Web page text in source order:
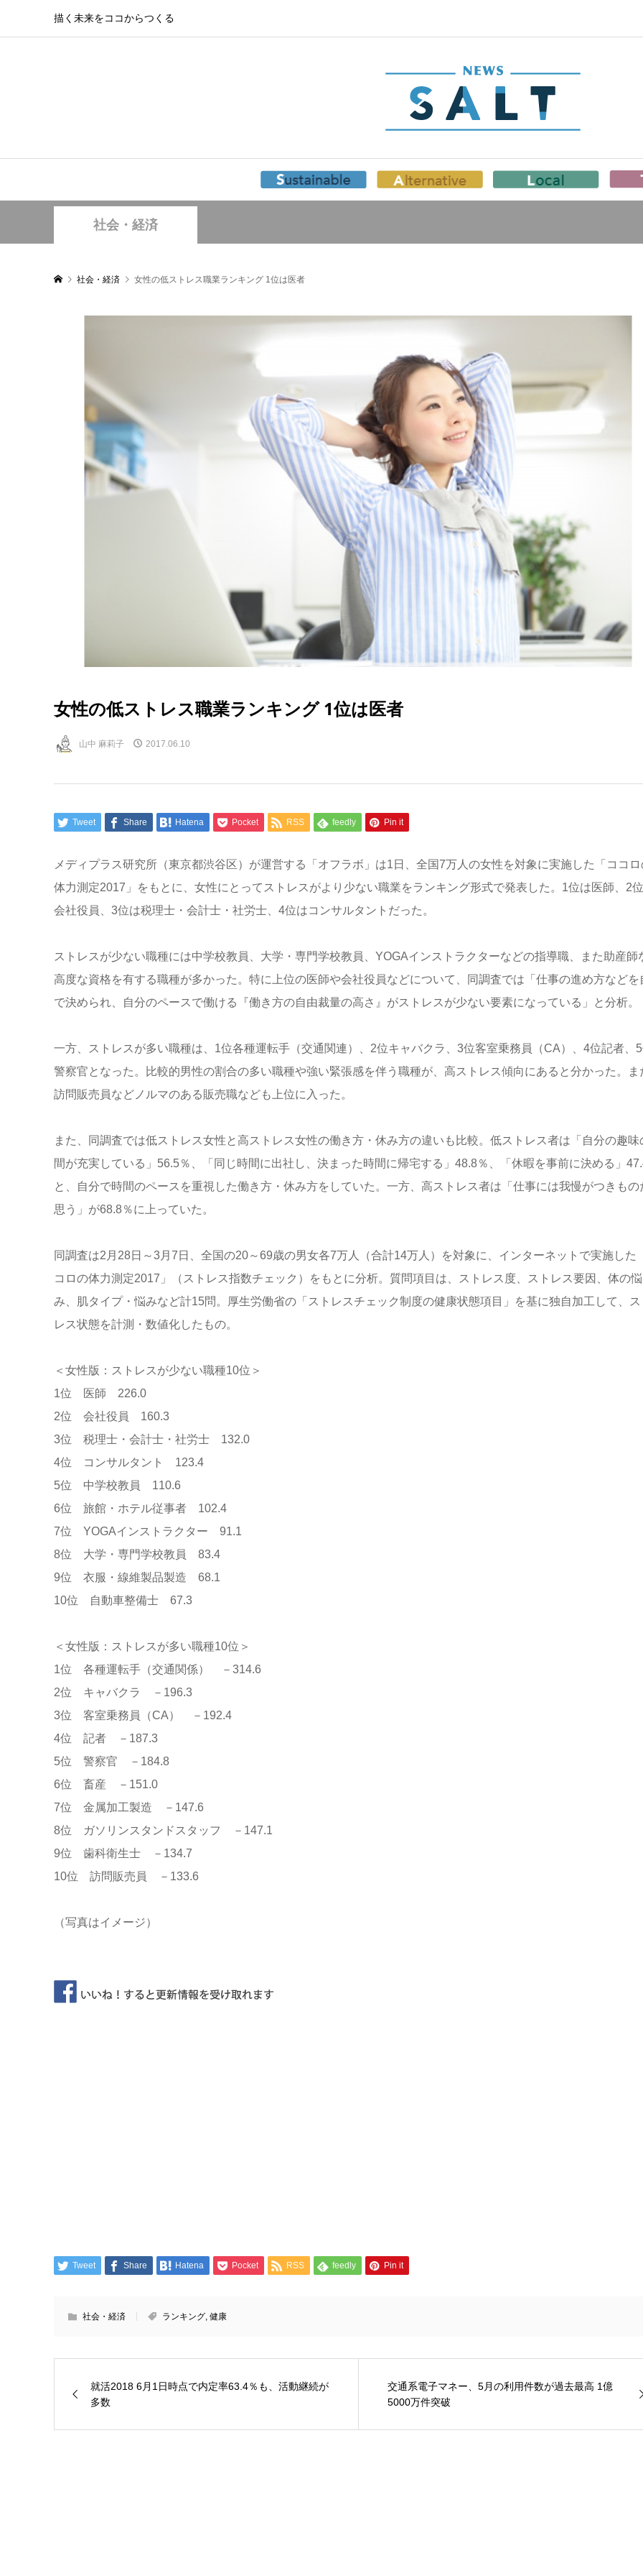
描く未来をココからつくる
社会・経済
社会・経済 女性の低ストレス職業ランキング 1位は医者
女性の低ストレス職業ランキング 1位は医者
山中 麻莉子 2017.06.10
Tweet Share Hatena Pocket RSS feedly Pin it
メディプラス研究所（東京都渋谷区）が運営する「オフラボ」は1日、全国7万人の女性を対象に実施した「ココロ
体力測定2017」をもとに、女性にとってストレスがより少ない職業をランキング形式で発表した。1位は医師、2
会社役員、3位は税理士・会計士・社労士、4位はコンサルタントだった。
ストレスが少ない職種には中学校教員、大学・専門学校教員、YOGAインストラクターなどの指導職、また助産師
高度な資格を有する職種が多かった。特に上位の医師や会社役員などについて、同調査では「仕事の進め方などを
で決められ、自分のペースで働ける『働き方の自由裁量の高さ』がストレスが少ない要素になっている」と分析。
一方、ストレスが多い職種は、1位各種運転手（交通関連）、2位キャバクラ、3位客室乗務員（CA）、4位記者、
警察官となった。比較的男性の割合の多い職種や強い緊張感を伴う職種が、高ストレス傾向にあると分かった。ま
訪問販売員などノルマのある販売職なども上位に入った。
また、同調査では低ストレス女性と高ストレス女性の働き方・休み方の違いも比較。低ストレス者は「自分の趣味
間が充実している」56.5％、「同じ時間に出社し、決まった時間に帰宅する」48.8％、「休暇を事前に決める」
と、自分で時間のペースを重視した働き方・休み方をしていた。一方、高ストレス者は「仕事には我慢がつきもの
思う」が68.8％に上っていた。
同調査は2月28日～3月7日、全国の20～69歳の男女各7万人（合計14万人）を対象に、インターネットで実施した
コロの体力測定2017」（ストレス指数チェック）をもとに分析。質問項目は、ストレス度、ストレス要因、体の悩
み、肌タイプ・悩みなど計15問。厚生労働省の「ストレスチェック制度の健康状態項目」を基に独自加工して、ス
レス状態を計測・数値化したもの。
＜女性版：ストレスが少ない職種10位＞
1位 医師 226.0
2位 会社役員 160.3
3位 税理士・会計士・社労士 132.0
4位 コンサルタント 123.4
5位 中学校教員 110.6
6位 旅館・ホテル従事者 102.4
7位 YOGAインストラクター 91.1
8位 大学・専門学校教員 83.4
9位 衣服・線維製品製造 68.1
10位 自動車整備士 67.3
＜女性版：ストレスが多い職種10位＞
1位 各種運転手（交通関係） －314.6
2位 キャバクラ －196.3
3位 客室乗務員（CA） －192.4
4位 記者 －187.3
5位 警察官 －184.8
6位 畜産 －151.0
7位 金属加工製造 －147.6
8位 ガソリンスタンドスタッフ －147.1
9位 歯科衛生士 －134.7
10位 訪問販売員 －133.6
（写真はイメージ）
Tweet Share Hatena Pocket RSS feedly Pin it
社会・経済 ランキング, 健康
就活2018 6月1日時点で内定率63.4％も、活動継続が
多数
交通系電子マネー、5月の利用件数が過去最高 1億
5000万件突破